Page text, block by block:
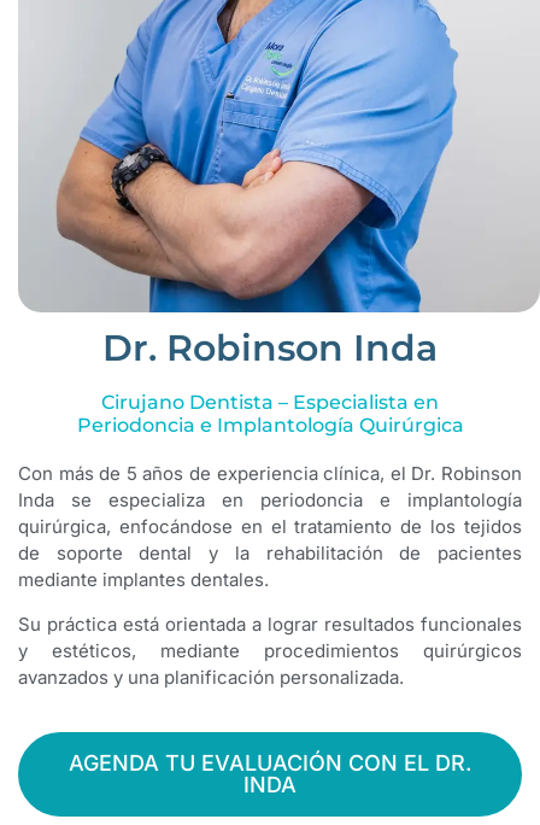
Dr. Robinson Inda
Cirujano Dentista – Especialista en
Periodoncia e Implantología Quirúrgica
Con más de 5 años de experiencia clínica, el Dr. Robinson
Inda se especializa en periodoncia e implantología
quirúrgica, enfocándose en el tratamiento de los tejidos
de soporte dental y la rehabilitación de pacientes
mediante implantes dentales.
Su práctica está orientada a lograr resultados funcionales
y estéticos, mediante procedimientos quirúrgicos
avanzados y una planificación personalizada.
AGENDA TU EVALUACIÓN CON EL DR.
INDA